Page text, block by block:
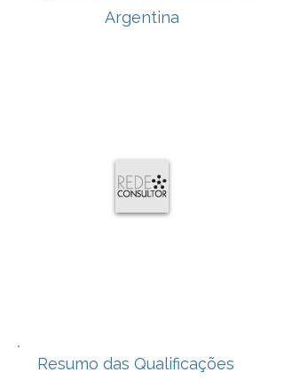
Argentina
Resumo das Qualificações